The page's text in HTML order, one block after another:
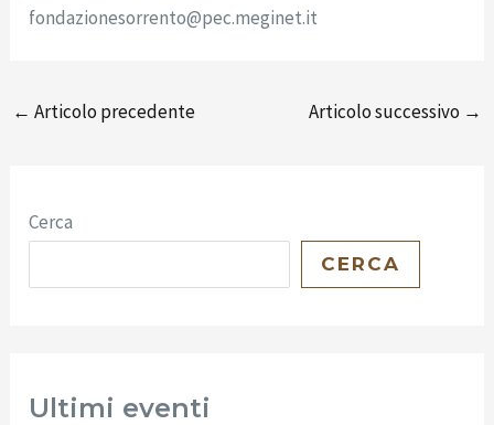
fondazionesorrento@pec.meginet.it
← Articolo precedente Articolo successivo →
Cerca
CERCA
Ultimi eventi